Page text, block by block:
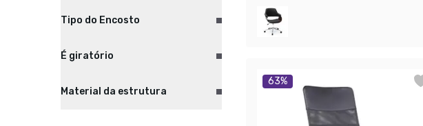
Tipo do Encosto
É giratório
Material da estrutura
63%